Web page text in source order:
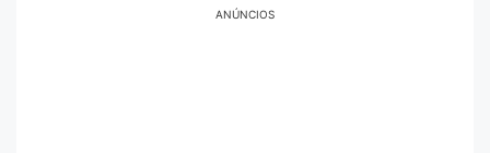
ANÚNCIOS